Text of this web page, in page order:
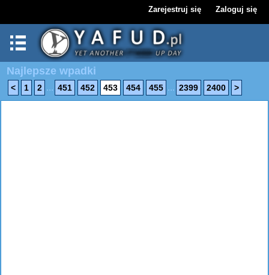
Zarejestruj się Zaloguj się
Najlepsze wpadki
< 1 2 ... 451 452 453 454 455 ... 2399 2400 >